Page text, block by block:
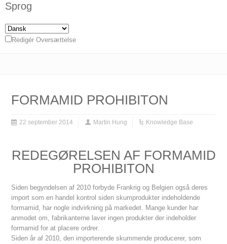
Sprog
Redigér Oversættelse
FORMAMID PROHIBITON
22 september 2014 Martin Hung Knowledge Base
REDEGØRELSEN AF FORMAMID
PROHIBITON
Siden begyndelsen af 2010 forbyde Frankrig og Belgien også deres
import som en handel kontrol siden skumprodukter indeholdende
formamid, har nogle indvirkning på markedet. Mange kunder har
anmodet om, fabrikanterne laver ingen produkter der indeholder
formamid for at placere ordrer.
Siden år af 2010, den importerende skummende producerer, som